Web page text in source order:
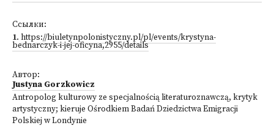
Ссылки:
1. https://biuletynpolonistyczny.pl/pl/events/krystyna-
bednarczyk-i-jej-oficyna,2955/details
Автор:
Justyna Gorzkowicz
Antropolog kulturowy ze specjalnością literaturoznawczą, krytyk
artystyczny; kieruje Ośrodkiem Badań Dziedzictwa Emigracji
Polskiej w Londynie